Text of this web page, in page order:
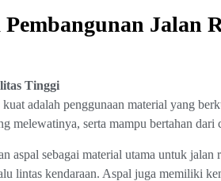
Jalan
Tinggi
adalah penggunaan material yang
melewatinya, serta mampu bertahan dari
aspal sebagai material utama untuk
lintas kendaraan. Aspal juga memiliki